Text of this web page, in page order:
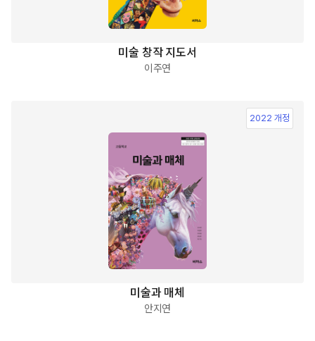
미술 창작 지도서
이주연
2022 개정
미술과 매체
안지연